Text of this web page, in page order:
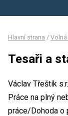
Hlavní strana /
Tesaři a
Václav Třeštík
Práce na plný
práce/Dohoda o